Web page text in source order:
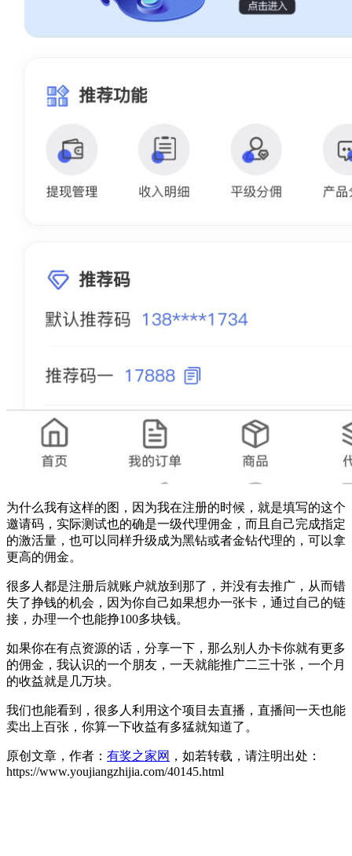
为什么我有这样的图，因为我在注册的时候，就是填写的这个
邀请码，实际测试也的确是一级代理佣金，而且自己完成指定
的激活量，也可以同样升级成为黑钻或者金钻代理的，可以拿
更高的佣金。
很多人都是注册后就账户就放到那了，并没有去推广，从而错
失了挣钱的机会，因为你自己如果想办一张卡，通过自己的链
接，办理一个也能挣100多块钱。
如果你在有点资源的话，分享一下，那么别人办卡你就有更多
的佣金，我认识的一个朋友，一天就能推广二三十张，一个月
的收益就是几万块。
我们也能看到，很多人利用这个项目去直播，直播间一天也能
卖出上百张，你算一下收益有多猛就知道了。
原创文章，作者： 有奖之家网 ，如若转载，请注明出处：
https://www.youjiangzhijia.com/40145.html